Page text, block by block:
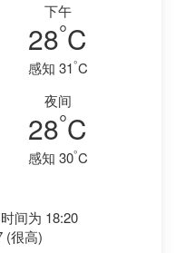
下午
28°C
感知 31°C
夜间
28°C
感知 30°C
间为 18:20
(很高)